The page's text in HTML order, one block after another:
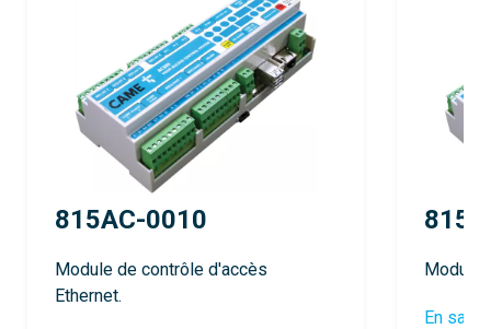
815AC-0010
Module de contrôle d'accès
Ethernet.
Module
En